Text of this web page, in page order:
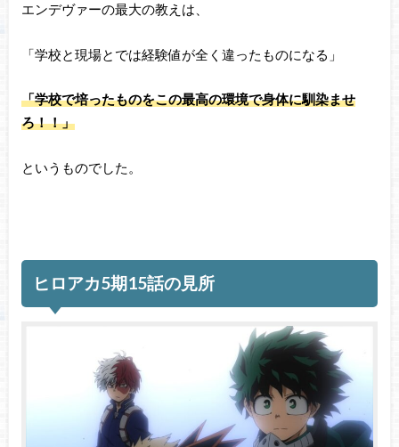
エンデヴァーの最大の教えは、
「学校と現場とでは経験値が全く違ったものになる」
「学校で培ったものをこの最高の環境で身体に馴染ませ
ろ！！」
というものでした。
ヒロアカ5期15話の見所